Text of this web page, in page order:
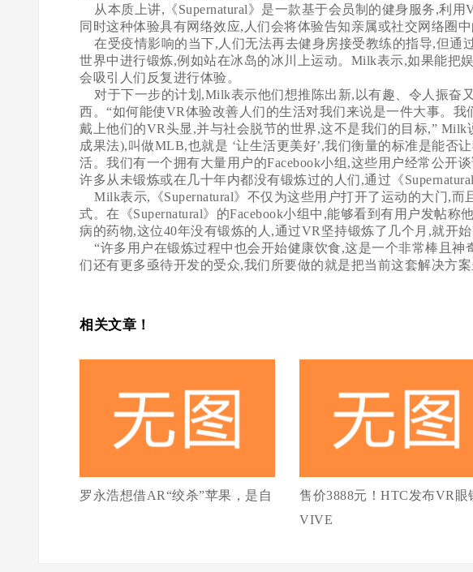
从本质上讲,《Supernatural》是一款基于会员制的健身服务,利用
同时这种体验具有网络效应,人们会将体验告知亲属或社交网络圈中
在受疫情影响的当下,人们无法再去健身房接受教练的指导,但通
世界中进行锻炼,例如站在冰岛的冰川上运动。Milk表示,如果能把
会吸引人们反复进行体验。
对于下一步的计划,Milk表示他们想推陈出新,以有趣、令人振奋
西。“如何能使VR体验改善人们的生活对我们来说是一件大事。
戴上他们的VR头显,并与社会脱节的世界,这不是我们的目标,”
成果法),叫做MLB,也就是 ‘让生活更美好’,我们衡量的标准是能否
活。我们有一个拥有大量用户的Facebook小组,这些用户经常公开
许多从未锻炼或在几十年内都没有锻炼过的人们,通过《
Milk表示,《Supernatural》不仅为这些用户打开了运动的大门,而
式。在《Supernatural》的Facebook小组中,能够看到有用户发帖称
病的药物,这位40年没有锻炼的人,通过VR坚持锻炼了几个月,就开始
“许多用户在锻炼过程中也会开始健康饮食,这是一个非常棒且神
们还有更多亟待开发的受众,我们所要做的就是把当前这套解决方
相关文章！
罗永浩想借AR“绞杀”苹果，是自
售价3888元！HTC发布VR眼
VIVE